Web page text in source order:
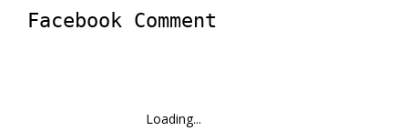
Facebook Comment
Loading...